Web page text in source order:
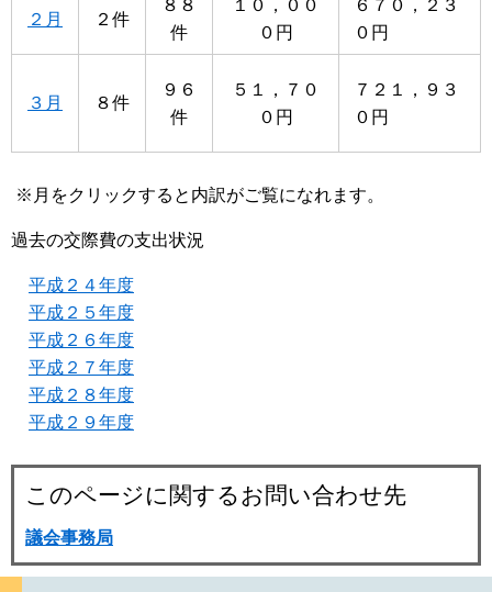
２月 ２件
８８
件
１０，００
０円
６７０，２３
０円
３月 ８件
９６
件
５１，７０
０円
７２１，９３
０円
※月をクリックすると内訳がご覧になれます。
過去の交際費の支出状況
平成２４年度
平成２５年度
平成２６年度
平成２７年度
平成２８年度
平成２９年度
このページに関するお問い合わせ先
議会事務局